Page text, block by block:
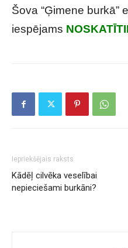
Šova “Ģimene burkā”
iespējams
Iepriekšējais raksts
Kādēļ cilvēka veselībai
nepieciešami burkāni?